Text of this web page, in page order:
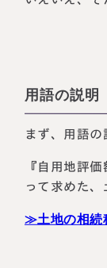
用語の説明
まず、用語の
『自用地評
って求めた、
≫土地の相続